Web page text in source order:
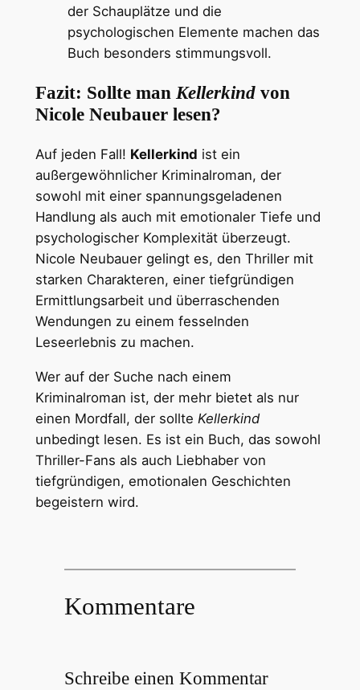
der Schauplätze und die
psychologischen Elemente machen das
Buch besonders stimmungsvoll.
Fazit: Sollte man Kellerkindvon
Nicole Neubauer lesen?
Auf jeden Fall! Kellerkind ist ein
außergewöhnlicher Kriminalroman, der
sowohl mit einer spannungsgeladenen
Handlung als auch mit emotionaler Tiefe und
psychologischer Komplexität überzeugt.
Nicole Neubauer gelingt es, den Thriller mit
starken Charakteren, einer tiefgründigen
Ermittlungsarbeit und überraschenden
Wendungen zu einem fesselnden
Leseerlebnis zu machen.
Wer auf der Suche nach einem
Kriminalroman ist, der mehr bietet als nur
einen Mordfall, der sollte Kellerkind
unbedingt lesen. Es ist ein Buch, das sowohl
Thriller-Fans als auch Liebhaber von
tiefgründigen, emotionalen Geschichten
begeistern wird.
Kommentare
Schreibe einen Kommentar